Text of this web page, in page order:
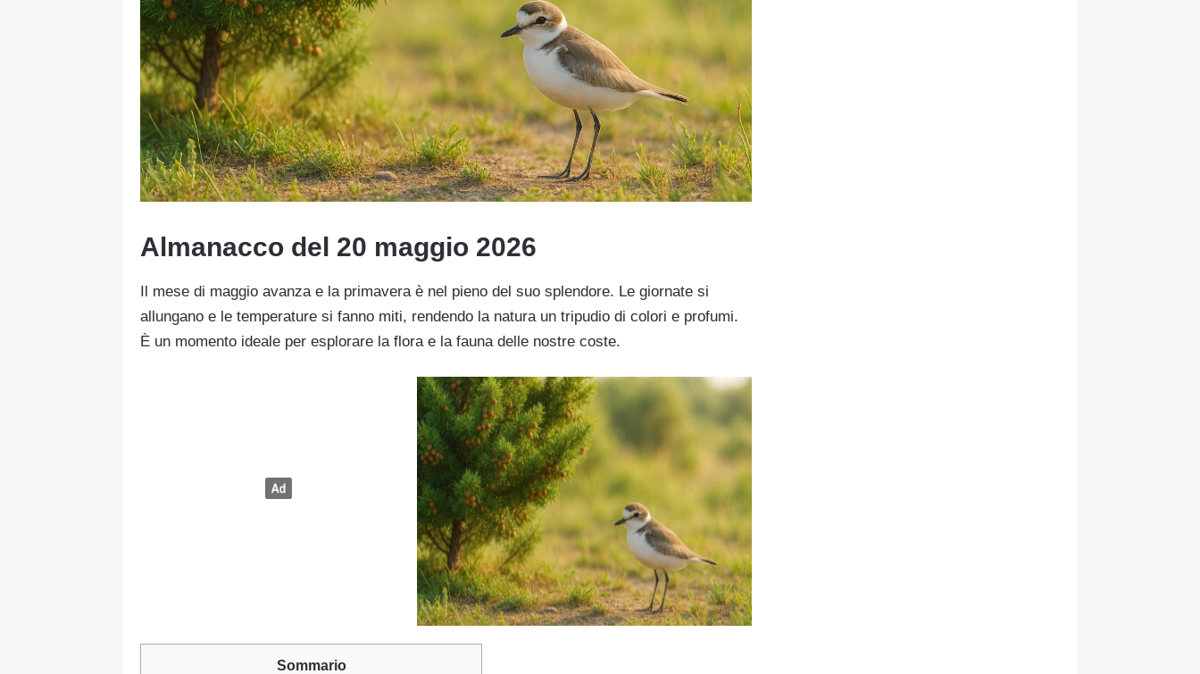
Almanacco del 20 maggio 2026
Il mese di maggio avanza e la primavera è nel pieno del suo splendore. Le giornate si
allungano e le temperature si fanno miti, rendendo la natura un tripudio di colori e profumi.
È un momento ideale per esplorare la flora e la fauna delle nostre coste.
Sommario